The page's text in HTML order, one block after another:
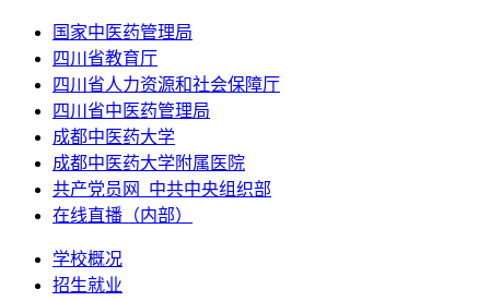
国家中医药管理局
四川省教育厅
四川省人力资源和社会保障厅
四川省中医药管理局
成都中医药大学
成都中医药大学附属医院
共产党员网_中共中央组织部
在线直播（内部）
学校概况
招生就业